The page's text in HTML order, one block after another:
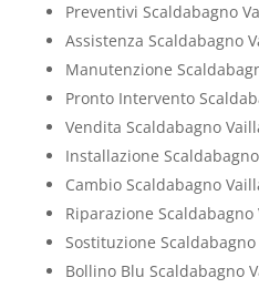
Preventivi Scaldabagno
Assistenza Scaldabagno
Manutenzione
Pronto Intervento
Vendita Scaldabagno
Installazione
Cambio Scaldabagno
Riparazione
Sostituzione
Bollino Blu Scaldabagno